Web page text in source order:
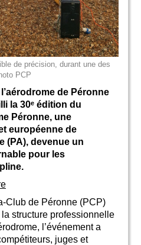
de précision, durant une des
PCP
de Péronne
la 30ᵉ édition du
Péronne, une
européenne de
(PA), devenue un
pour les
Club de Péronne (PCP)
structure professionnelle
l’événement a
juges et